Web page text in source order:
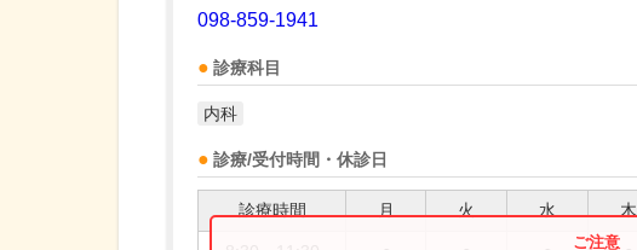
098-859-1941
診療科目
内科
診療/受付時間・休診日
診療時間 月 火 水 木